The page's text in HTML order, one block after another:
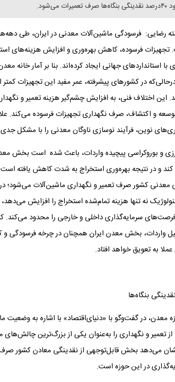
رضایی: فرسودگی ماشین‌آلات معدنی در ایران، طی
فرسوده، کاهش بهره‌وری و افزایش هزینه‌های
با استانداردهای جهانی ایجاد کرده‌اند. بنا بر آمار
است؛ درحالی‌که در کشورهای پیشرفته، عمر مفید این
اختلاف فنی، به افزایش چشم‌گیر هزینه تعمیر و
و اکتشاف، صرف نگهداری تجهیزات فرسوده می‌کند.
نوین، فرآیند نوسازی ناوگان معدنی را با مشکل
و بوروکراسی پیچیده واردات، باعث شده است بخش
معدنی کشور صرف تعمیر و نگهداری ماشین‌آلات می‌شود؛
نه تنها هزینه تمام‌شده استخراج را افزایش می‌دهد،
سرمایه‌گذاری داخلی و خارجی را محدود می‌کند.
واردات، بخش معدن ایران همچنان در چرخه‌‌ فرسودگی و
به تعویق خواهد افتاد.
بنگاه‌ها
معدن، در گفت‌وگو با «دنیای‌اقتصاد» با اشاره به
تعمیر و نگهداری را به‌عنوان یکی از بزرگ‌ترین چالش‌های
می‌دهد بخش قابل‌توجهی از نقدینگی معادن کشور
در این حوزه است.